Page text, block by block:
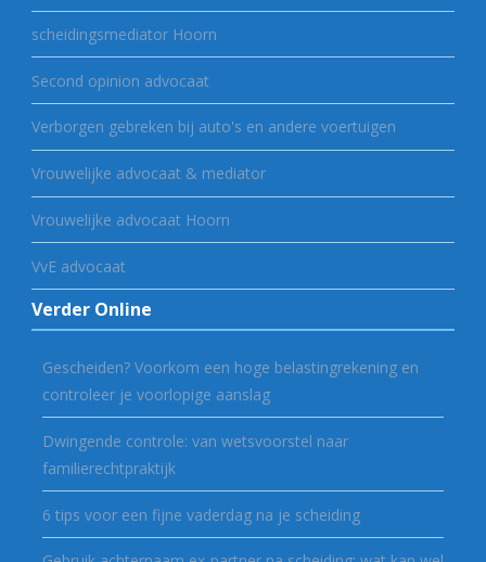
scheidingsmediator Hoorn
Second opinion advocaat
Verborgen gebreken bij auto's en andere voertuigen
Vrouwelijke advocaat & mediator
Vrouwelijke advocaat Hoorn
VvE advocaat
Verder Online
Gescheiden? Voorkom een hoge belastingrekening en
controleer je voorlopige aanslag
Dwingende controle: van wetsvoorstel naar
familierechtpraktijk
6 tips voor een fijne vaderdag na je scheiding